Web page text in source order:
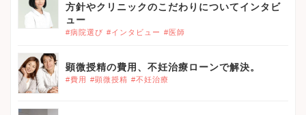
方針やクリニックのこだわりについてインタビ
ュー
#病院選び #インタビュー #医師
顕微授精の費用、不妊治療ローンで解決。
#費用 #顕微授精 #不妊治療